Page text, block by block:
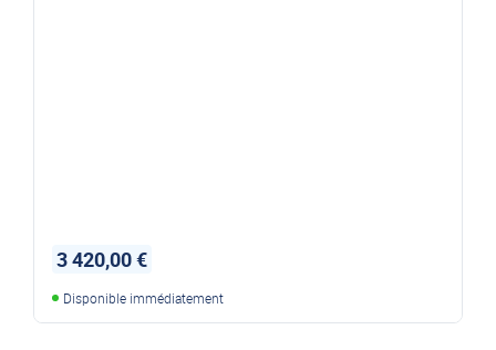
3 420,00 €
Disponible immédiatement